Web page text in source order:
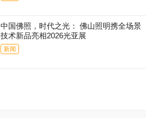
中国佛照，时代之光： 佛山照明携全场景
技术新品亮相2026光亚展
新闻